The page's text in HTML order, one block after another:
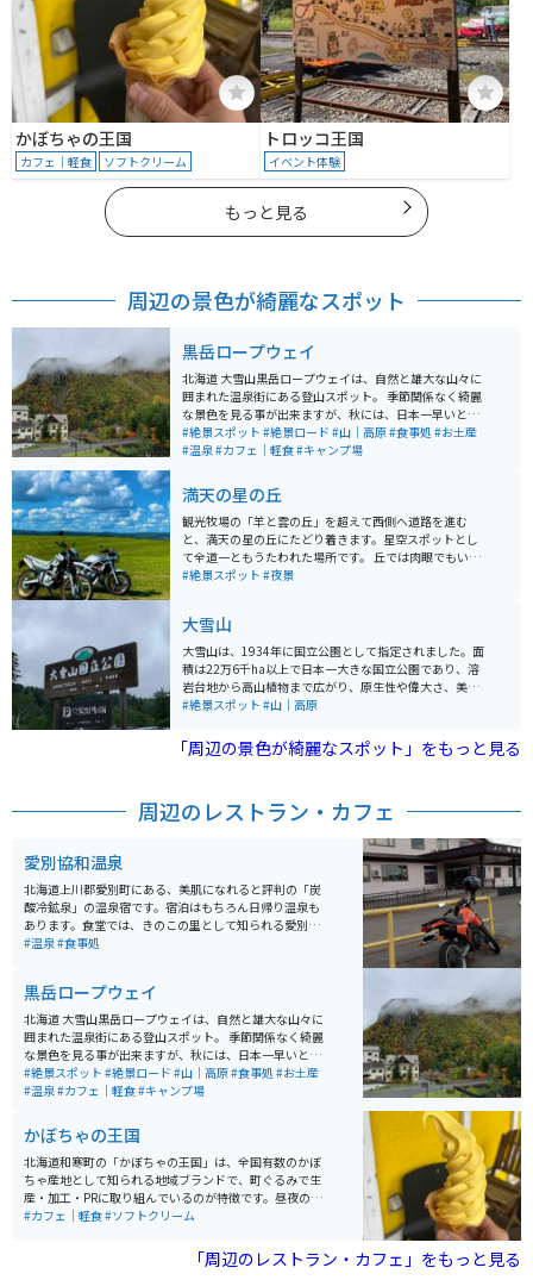
かぼちゃの王国
カフェ｜軽食 ソフトクリーム
トロッコ王国
イベント体験
もっと見る
周辺の景色が綺麗なスポット
黒岳ロープウェイ
北海道 大雪山黒岳ロープウェイは、自然と雄大な山々に
囲まれた温泉街にある登山スポット。 季節関係なく綺麗
な景色を見る事が出来ますが、秋には、日本一早いと言
われる、紅葉の絶景スポットです。10月から11月にかけ
て最高の景色を見ることができるのでシーズン中は登山
めるので、普段のストレス生活のリフレッシュに最高の
スポットです。
#絶景スポット #絶景ロード #山｜高原#食事処 #お土産
#温泉#カフェ｜軽食#キャンプ場
満天の星の丘
観光牧場の「羊と雲の丘」を超えて西側へ道路を進む
と、満天の星の丘にたどり着きます。星空スポットとし
て全道一ともうたわれた場所です。 丘では肉眼でもいく
つもの星を見ることができ、天然のプラネタリウムを楽
#絶景スポット #夜景
大雪山
大雪山は、1934年に国立公園として指定されました。面
積は22万6千ha以上で日本一大きな国立公園であり、溶
岩台地から高山植物まで広がり、原生性や偉大さ、美し
さから傑出している風景となっています。 大雪山は日本
ています。高い緯度により、日本一早い紅葉が観賞でき
ます。山麓には豊富な温泉があり、多くの登山・トレッ
雄大な山の景色を楽しむことができます。
#絶景スポット #山｜高原
「周辺の景色が綺麗なスポット」をもっと見る
周辺のレストラン・カフェ
愛別協和温泉
北海道上川郡愛別町にある、美肌になれると評判の「炭
酸冷鉱泉」の温泉宿です。宿泊はもちろん日帰り温泉も
あります。食堂では、きのこの里として知られる愛別町
のきのこをふんだんに使ったメニューを提供してくれま
#温泉#食事処
黒岳ロープウェイ
北海道 大雪山黒岳ロープウェイは、自然と雄大な山々に
囲まれた温泉街にある登山スポット。 季節関係なく綺麗
な景色を見る事が出来ますが、秋には、日本一早いと言
われる、紅葉の絶景スポットです。10月から11月にかけ
て最高の景色を見ることができるのでシーズン中は登山
めるので、普段のストレス生活のリフレッシュに最高の
スポットです。
#絶景スポット #絶景ロード #山｜高原#食事処 #お土産
#温泉#カフェ｜軽食#キャンプ場
かぼちゃの王国
北海道和寒町の「かぼちゃの王国」は、全国有数のかぼ
ちゃ産地として知られる地域ブランドで、町ぐるみで生
産・加工・PRに取り組んでいるのが特徴です。昼夜の寒
暖差が大きい気候により、甘みが強く品質の高いかぼち
加工品も豊富で、食べ歩きやお土産選びも魅力のひとつ
#カフェ｜軽食#ソフトクリーム
「周辺のレストラン・カフェ」をもっと見る